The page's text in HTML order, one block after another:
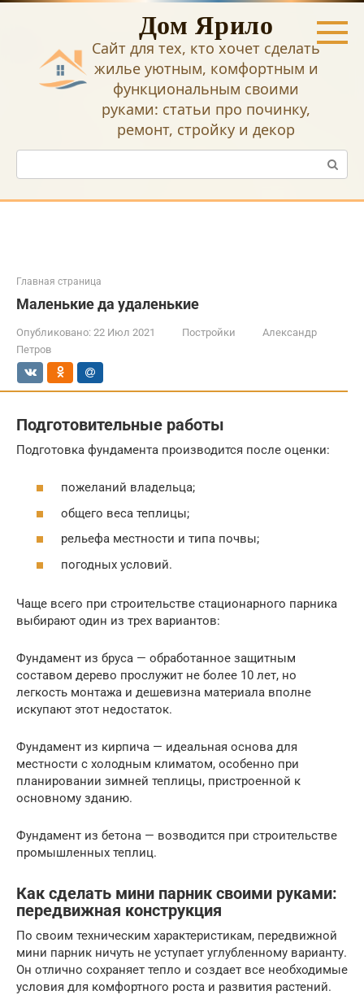
Перейти
Дом Ярило
Сайт для тех, кто хочет сделать
жилье уютным, комфортным и
функциональным своими
руками: статьи про починку,
ремонт, стройку и декор
Поиск:
Главная страница
Маленькие да удаленькие
Опубликовано: 22 Июл 2021 Постройки
Александр
Петров
Подготовительные работы
Подготовка фундамента производится после оценки:
пожеланий владельца;
общего веса теплицы;
рельефа местности и типа почвы;
погодных условий.
Чаще всего при строительстве стационарного парника
выбирают один из трех вариантов:
Фундамент из бруса — обработанное защитным
составом дерево прослужит не более 10 лет, но
легкость монтажа и дешевизна материала вполне
искупают этот недостаток.
Фундамент из кирпича — идеальная основа для
местности с холодным климатом, особенно при
планировании зимней теплицы, пристроенной к
основному зданию.
Фундамент из бетона — возводится при строительстве
промышленных теплиц.
Как сделать мини парник своими руками:
передвижная конструкция
По своим техническим характеристикам, передвижной
мини парник ничуть не уступает углубленному варианту.
Он отлично сохраняет тепло и создает все необходимые
условия для комфортного роста и развития растений.